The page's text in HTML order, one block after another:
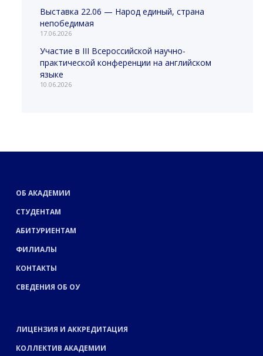
Выставка 22.06 — Народ единый, страна
непобедимая
17.06.2026
Участие в III Всероссийской научно-
практической конференции на английском
языке
10.06.2026
ОБ АКАДЕМИИ
СТУДЕНТАМ
АБИТУРИЕНТАМ
ФИЛИАЛЫ
КОНТАКТЫ
СВЕДЕНИЯ ОБ ОУ
ЛИЦЕНЗИЯ И АККРЕДИТАЦИЯ
КОЛЛЕКТИВ АКАДЕМИИ